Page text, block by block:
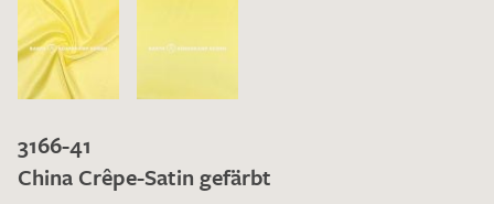
3166-41
China Crêpe-Satin gefärbt